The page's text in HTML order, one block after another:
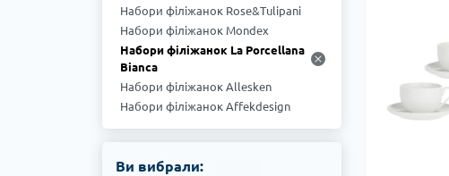
Набори філіжанок Rose&Tulipani
Набори філіжанок Mondex
Набори філіжанок La Porcellana
Bianca
Набори філіжанок Allesken
Набори філіжанок Affekdesign
Ви вибрали: